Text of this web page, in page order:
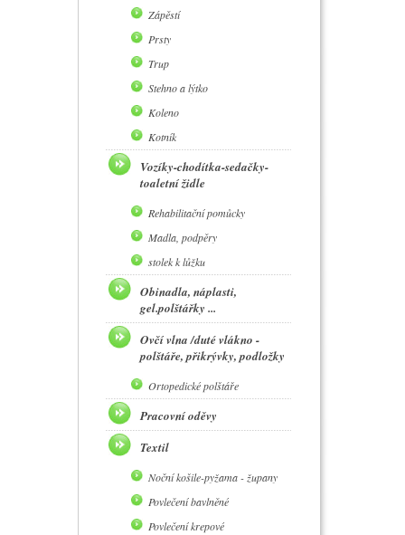
Zápěstí
Prsty
Trup
Stehno a lýtko
Koleno
Kotník
Vozíky-chodítka-sedačky-
toaletní židle
Rehabilitační pomůcky
Madla, podpěry
stolek k lůžku
Obinadla, náplasti,
gel.polštářky ...
Ovčí vlna /duté vlákno -
polštáře, přikrývky, podložky
Ortopedické polštáře
Pracovní oděvy
Textil
Noční košile-pyžama - župany
Povlečení bavlněné
Povlečení krepové